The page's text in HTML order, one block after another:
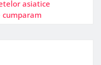
asiatice
cumparam